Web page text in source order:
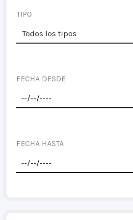
TIPO
FECHA DESDE
FECHA HASTA